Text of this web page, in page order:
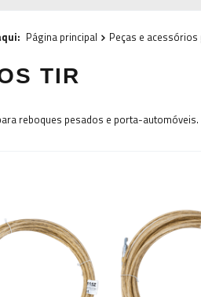
Página principal Peças e
TIR
reboques pesados e porta-